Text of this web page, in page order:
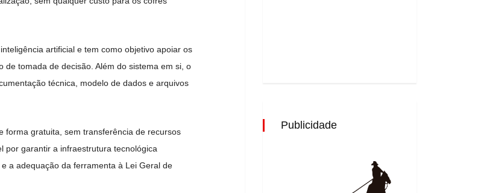
artificial e tem como objetivo apoiar os
tomada de decisão. Além do sistema em si, o
técnica, modelo de dados e arquivos
forma gratuita, sem transferência de recursos
por garantir a infraestrutura tecnológica
a adequação da ferramenta à Lei Geral de
Publicidade